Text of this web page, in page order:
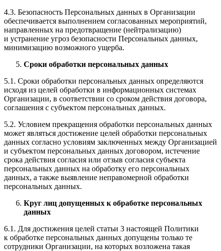
4.3. Безопасность Персональных данных в Организации
обеспечивается выполнением согласованных мероприятий,
направленных на предотвращение (нейтрализацию)
и устранение угроз безопасности Персональных данных,
минимизацию возможного ущерба.
Сроки обработки персональных данных
5.1. Сроки обработки персональных данных определяются
исходя из целей обработки в информационных системах
Организации, в соответствии со сроком действия договора,
соглашения с субъектом персональных данных.
5.2. Условием прекращения обработки персональных данных
может являться достижение целей обработки персональных
данных согласно условиям заключенных между Организацией
и субъектом персональных данных договором, истечение
срока действия согласия или отзыв согласия субъекта
персональных данных на обработку его персональных
данных, а также выявление неправомерной обработки
персональных данных.
Круг лиц допущенных к обработке персональных
данных
6.1. Для достижения целей статьи 3 настоящей Политики
к обработке персональных данных допущены только те
сотрудники Организации, на которых возложена такая